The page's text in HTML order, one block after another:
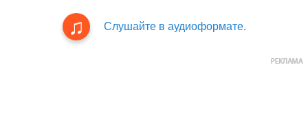
Слушайте в аудиоформате.